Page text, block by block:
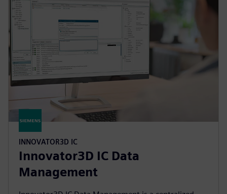
INNOVATOR3D IC
Innovator3D IC Data
Management